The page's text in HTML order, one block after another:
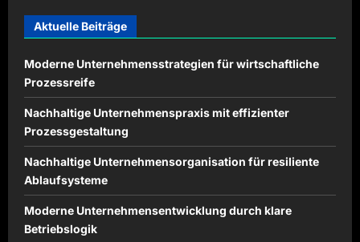
Aktuelle Beiträge
Moderne Unternehmensstrategien für wirtschaftliche
Prozessreife
Nachhaltige Unternehmenspraxis mit effizienter
Prozessgestaltung
Nachhaltige Unternehmensorganisation für resiliente
Ablaufsysteme
Moderne Unternehmensentwicklung durch klare
Betriebslogik